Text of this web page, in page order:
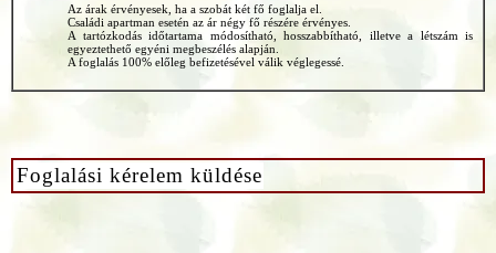
Az árak érvényesek, ha a szobát két fő foglalja el.
Családi apartman esetén az ár négy fő részére érvényes.
A tartózkodás időtartama módosítható, hosszabbítható, illetve a létszám is
egyeztethető egyéni megbeszélés alapján.
A foglalás 100% előleg befizetésével válik véglegessé.
Foglalási kérelem küldése